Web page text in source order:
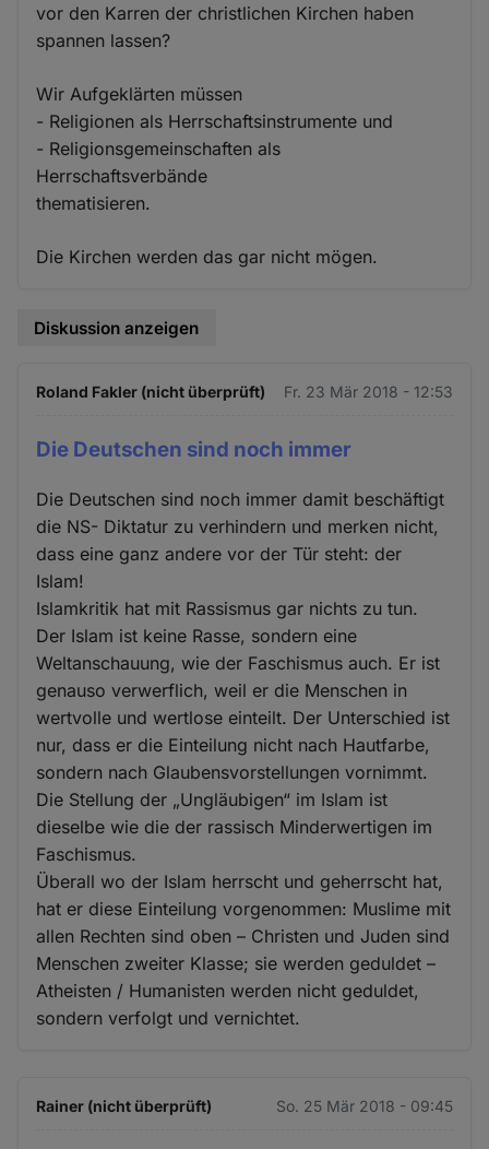
vor den Karren der christlichen Kirchen haben
spannen lassen?
Wir Aufgeklärten müssen
- Religionen als Herrschaftsinstrumente und
- Religionsgemeinschaften als
Herrschaftsverbände
thematisieren.
Die Kirchen werden das gar nicht mögen.
Diskussion anzeigen
Roland Fakler (nicht überprüft) Fr. 23 Mär 2018 - 12:53
Die Deutschen sind noch immer
Die Deutschen sind noch immer damit beschäftigt
die NS- Diktatur zu verhindern und merken nicht,
dass eine ganz andere vor der Tür steht: der
Islam!
Islamkritik hat mit Rassismus gar nichts zu tun.
Der Islam ist keine Rasse, sondern eine
Weltanschauung, wie der Faschismus auch. Er ist
genauso verwerflich, weil er die Menschen in
wertvolle und wertlose einteilt. Der Unterschied ist
nur, dass er die Einteilung nicht nach Hautfarbe,
sondern nach Glaubensvorstellungen vornimmt.
Die Stellung der „Ungläubigen“ im Islam ist
dieselbe wie die der rassisch Minderwertigen im
Faschismus.
Überall wo der Islam herrscht und geherrscht hat,
hat er diese Einteilung vorgenommen: Muslime mit
allen Rechten sind oben – Christen und Juden sind
Menschen zweiter Klasse; sie werden geduldet –
Atheisten / Humanisten werden nicht geduldet,
sondern verfolgt und vernichtet.
Rainer (nicht überprüft) So. 25 Mär 2018 - 09:45